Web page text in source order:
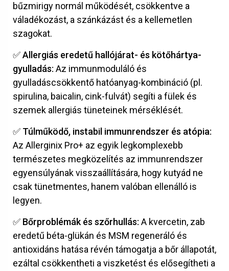
bűzmirigy normál működését, csökkentve a
váladékozást, a szánkázást és a kellemetlen
szagokat.
✅ Allergiás eredetű hallójárat- és kötőhártya-
gyulladás: Az immunmoduláló és
gyulladáscsökkentő hatóanyag-kombináció (pl.
spirulina, baicalin, cink-fulvát) segíti a fülek és
szemek allergiás tüneteinek mérséklését.
✅ Túlműködő, instabil immunrendszer és atópia:
Az Allerginix Pro+ az egyik legkomplexebb
természetes megközelítés az immunrendszer
egyensúlyának visszaállítására, hogy kutyád ne
csak tünetmentes, hanem valóban ellenálló is
legyen.
✅ Bőrproblémák és szőrhullás: A kvercetin, zab
eredetű béta-glükán és MSM regeneráló és
antioxidáns hatása révén támogatja a bőr állapotát,
ezáltal csökkentheti a viszketést és elősegítheti a